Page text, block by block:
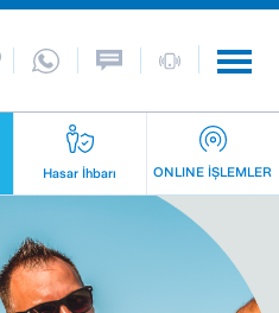
Hasar İhbarı ONLINE İŞLEMLER